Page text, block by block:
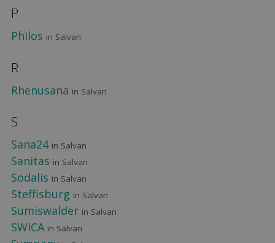
P
Philos in Salvan
R
Rhenusana in Salvan
S
Sana24 in Salvan
Sanitas in Salvan
Sodalis in Salvan
Steffisburg in Salvan
Sumiswalder in Salvan
SWICA in Salvan